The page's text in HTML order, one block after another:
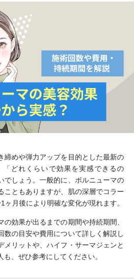
締めや弾力アップを目的とした最新の
「どれくらいで効果を実感できるの
でしょう。一般的に、ボルニューマの
こともありますが、肌の深層でコラー
ヶ月後により明確な変化が現れます。
効果が出るまでの期間や持続期間、
数の目安や費用について詳しく解説し
メリットや、ハイフ・サーマジェンと
、ぜひ参考にしてください。